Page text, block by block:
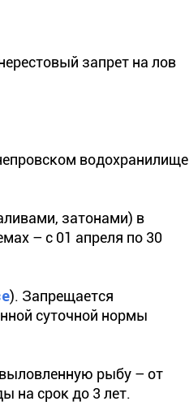
запрет на лов
водохранилище
затонами) в
– с 01 апреля по 30
). Запрещается
суточной нормы
рыбу – от
на срок до 3 лет.